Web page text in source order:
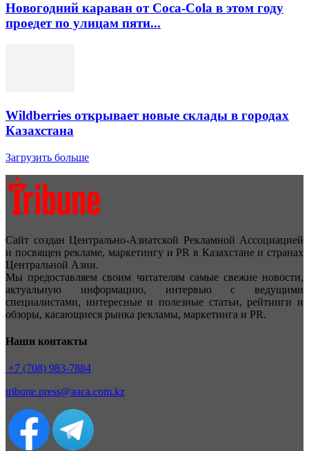
Новогодний караван от Coca-Cola в этом году
проедет по улицам пяти...
Wildberries открывает новые склады в городах
Казахстана
Загрузить больше
Сайт создан Центрально-Азиатской Рекламной Ассоциацией
и посвящен рекламе, маркетингу и PR в Казахстане и странах
Центральной Азии.
Мы предоставляем своим читателям самые свежие новости,
актуальную информацию, интервью с ведущими
специалистами, интересные и полезные статьи, рейтинги и
обзоры, касающиеся рынка рекламы, маркетинга и PR.
Наши контакты
+7 (708) 983-7884
tribune.press@aaca.com.kz